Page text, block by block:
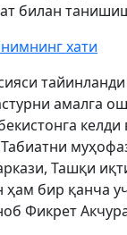
билан
хати
амалга
келди
Ташқи
ҳам бир қанча
Фикрет